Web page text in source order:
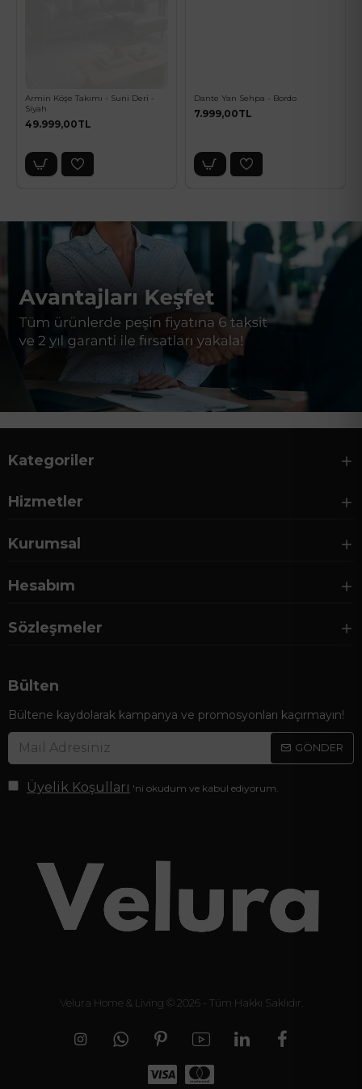
Armin Köşe Takımı - Suni Deri -
Siyah
49.999,00TL
Dante Yan Sehpa - Bordo
7.999,00TL
Kategoriler
Hizmetler
Kurumsal
Hesabım
Sözleşmeler
Bülten
Bültene kaydolarak kampanya ve promosyonları kaçırmayın!
GÖNDER
Üyelik Koşulları 'ni okudum ve kabul ediyorum.
Velura Home & Living © 2026 - Tüm Hakkı Saklıdır.